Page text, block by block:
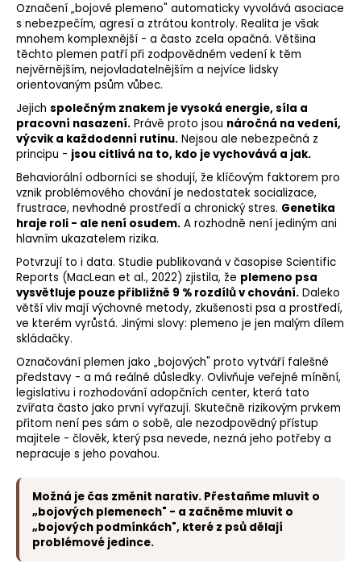
Označení „bojové plemeno" automaticky vyvolává asociace
s nebezpečím, agresí a ztrátou kontroly. Realita je však
mnohem komplexnější - a často zcela opačná. Většina
těchto plemen patří při zodpovědném vedení k těm
nejvěrnějším, nejovladatelnějším a nejvíce lidsky
orientovaným psům vůbec.
Jejich společným znakem je vysoká energie, síla a
pracovní nasazení. Právě proto jsou náročná na vedení,
výcvik a každodenní rutinu. Nejsou ale nebezpečná z
principu - jsou citlivá na to, kdo je vychovává a jak.
Behaviorální odborníci se shodují, že klíčovým faktorem pro
vznik problémového chování je nedostatek socializace,
frustrace, nevhodné prostředí a chronický stres. Genetika
hraje roli - ale není osudem. A rozhodně není jediným ani
hlavním ukazatelem rizika.
Potvrzují to i data. Studie publikovaná v časopise Scientific
Reports (MacLean et al., 2022) zjistila, že plemeno psa
vysvětluje pouze přibližně 9 % rozdílů v chování. Daleko
větší vliv mají výchovné metody, zkušenosti psa a prostředí,
ve kterém vyrůstá. Jinými slovy: plemeno je jen malým dílem
skládačky.
Označování plemen jako „bojových" proto vytváří falešné
představy - a má reálné důsledky. Ovlivňuje veřejné mínění,
legislativu i rozhodování adopčních center, která tato
zvířata často jako první vyřazují. Skutečně rizikovým prvkem
přitom není pes sám o sobě, ale nezodpovědný přístup
majitele - člověk, který psa nevede, nezná jeho potřeby a
nepracuje s jeho povahou.
Možná je čas změnit narativ. Přestaňme mluvit o
„bojových plemenech" - a začněme mluvit o
„bojových podmínkách", které z psů dělají
problémové jedince.